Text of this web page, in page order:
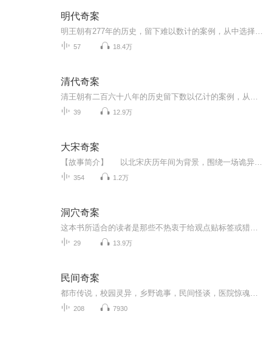
明代奇案
57 18.4万
清代奇案
39 12.9万
大宋奇案
354 1.2万
洞穴奇案
29 13.9万
民间奇案
208 7930